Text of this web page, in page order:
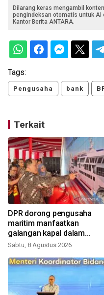
Dilarang keras mengambil
pengindeksan otomatis untuk
Kantor Berita ANTARA.
Tags:
Pengusaha bank
Terkait
DPR dorong pengusaha
maritim manfaatkan
galangan kapal dalam
negeri
Sabtu, 8 Agustus 2026